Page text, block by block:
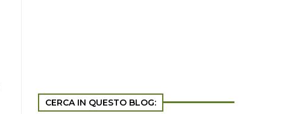
CERCA IN QUESTO BLOG: